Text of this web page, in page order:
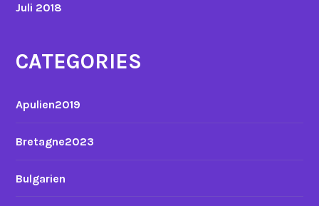
Juli 2018
CATEGORIES
Apulien2019
Bretagne2023
Bulgarien